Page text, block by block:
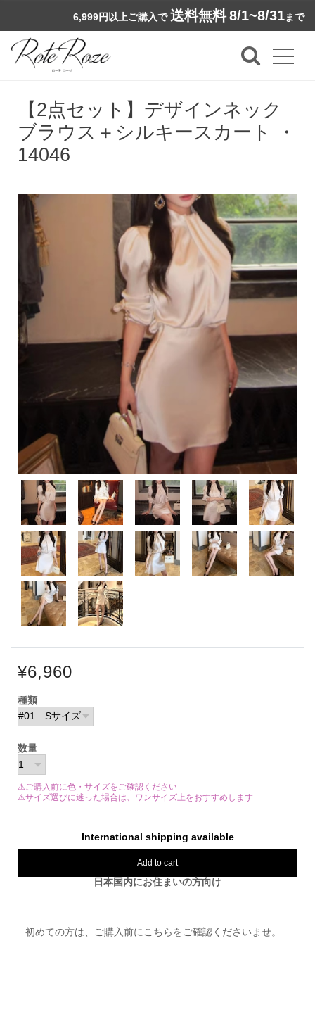
6,999円以上ご購入で 送料無料8/1~8/31まで
【2点セット】デザインネック
ブラウス＋シルキースカート ・
14046
¥6,960
種類
数量
⚠ご購入前に色・サイズをご確認ください
⚠サイズ選びに迷った場合は、ワンサイズ上をおすすめします
International shipping available
Add to cart
日本国内にお住まいの方向け
初めての方は、ご購入前にこちらをご確認くださいませ。